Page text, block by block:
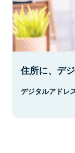
住所に、デ
デジタルアドレ